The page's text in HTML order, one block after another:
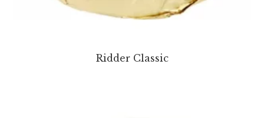
Ridder Classic